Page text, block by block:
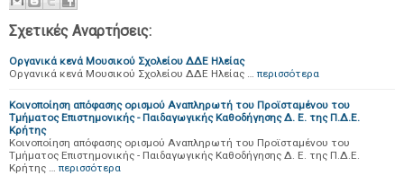
Σχετικές Αναρτήσεις:
Οργανικά κενά Μουσικού Σχολείου ΔΔΕ Ηλείας
Οργανικά κενά Μουσικού Σχολείου ΔΔΕ Ηλείας … περισσότερα
Κοινοποίηση απόφασης ορισμού Αναπληρωτή του Προϊσταμένου του
Τμήματος Επιστημονικής - Παιδαγωγικής Καθοδήγησης Δ. Ε. της Π.Δ.Ε.
Κρήτης
Κοινοποίηση απόφασης ορισμού Αναπληρωτή του Προϊσταμένου του
Τμήματος Επιστημονικής - Παιδαγωγικής Καθοδήγησης Δ. Ε. της Π.Δ.Ε.
Κρήτης … περισσότερα